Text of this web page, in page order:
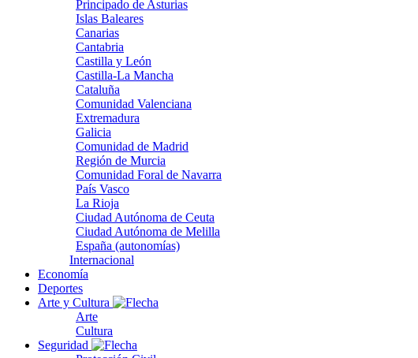
Principado de Asturias
Islas Baleares
Canarias
Cantabria
Castilla y León
Castilla-La Mancha
Cataluña
Comunidad Valenciana
Extremadura
Galicia
Comunidad de Madrid
Región de Murcia
Comunidad Foral de Navarra
País Vasco
La Rioja
Ciudad Autónoma de Ceuta
Ciudad Autónoma de Melilla
España (autonomías)
Internacional
Economía
Deportes
Arte y Cultura
Arte
Cultura
Seguridad